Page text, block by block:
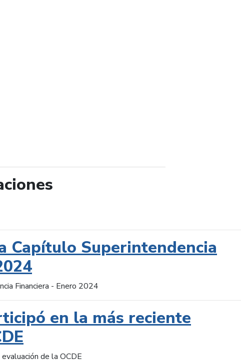
de búsqueda
Capítulo Superintendencia
Financiera - Enero 2024
en la más reciente
de la OCDE